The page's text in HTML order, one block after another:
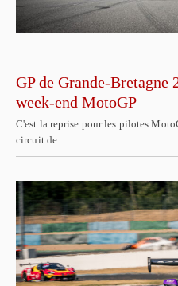
GP de Grande-Bretagne
week-end MotoGP
C'est la reprise pour les pilotes
circuit de…